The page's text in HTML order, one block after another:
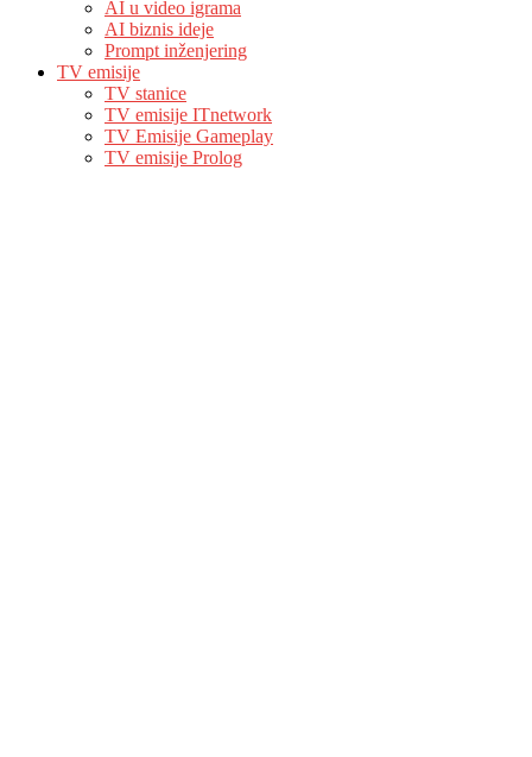
AI u video igrama
AI biznis ideje
Prompt inženjering
TV emisije
TV stanice
TV emisije ITnetwork
TV Emisije Gameplay
TV emisije Prolog